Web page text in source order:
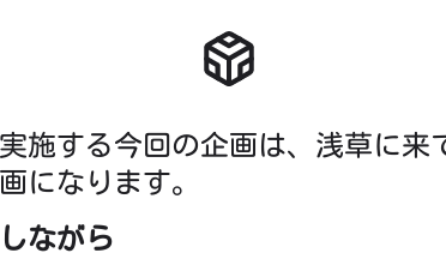
施する今回の企画は、浅草に来
になります。
ながら